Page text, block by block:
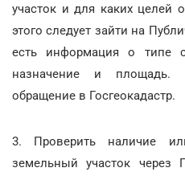
участок и для каких целей
этого следует зайти на
есть информация о типе
назначение и площадь.
обращение в Госгеокадастр.
3. Проверить наличие
земельный участок через